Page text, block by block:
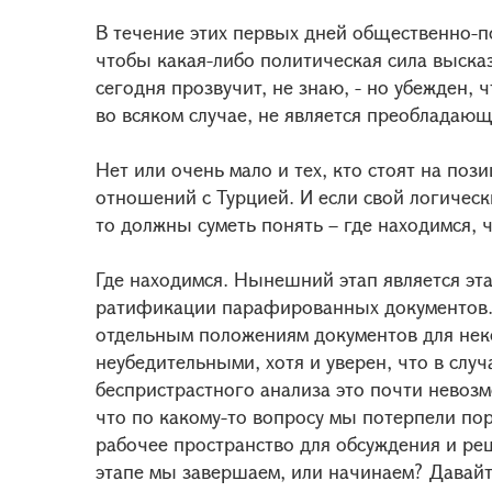
В течение этих первых дней
чтобы какая-либо политическая сила
сегодня прозвучит, не знаю, - но убежден,
во всяком случае, не является
Нет или очень мало и тех, кто стоят на
отношений с Турцией. И если свой
то должны суметь понять – где находимся,
Где находимся. Нынешний этап является
ратификации парафированных
отдельным положениям документов для
неубедительными, хотя и уверен, что в
беспристрастного анализа это почти
что по какому-то вопросу мы потерпели
рабочее пространство для обсуждения и
этапе мы завершаем, или начинаем?